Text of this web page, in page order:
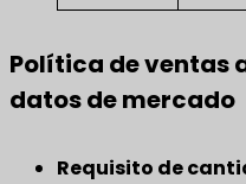
Política de ventas
datos de mercado
Requisito de